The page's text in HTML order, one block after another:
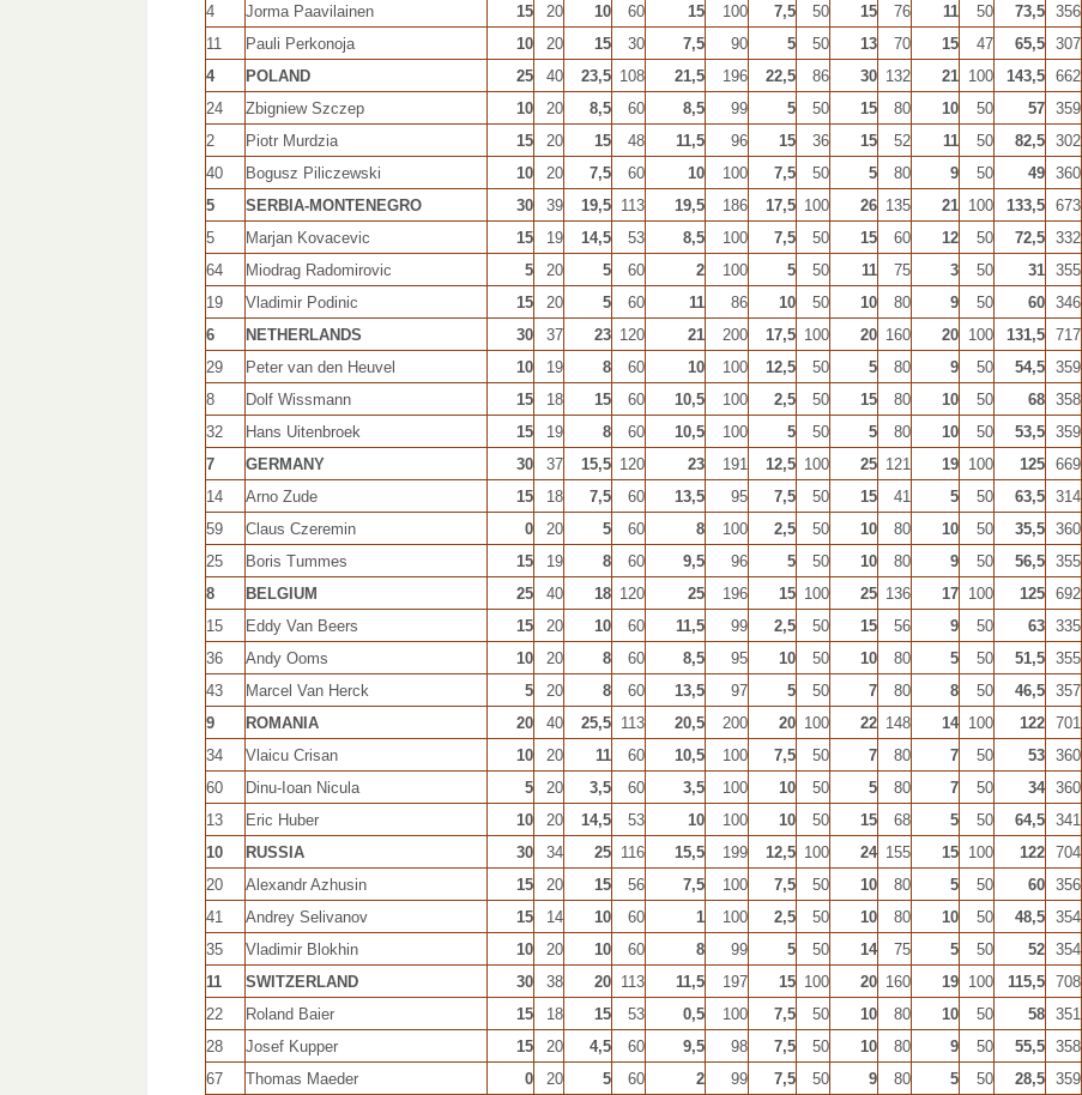
4
Jorma Paavilainen 15 20 10 60 15 100 7,5 50 15 76 11 50 73,5 356
11
Pauli Perkonoja 10 20 15 30 7,5 90 5 50 13 70 15 47 65,5 307
4
POLAND 25 40 23,5 108 21,5 196 22,5 86 30 132 21 100 143,5 662
24
Zbigniew Szczep 10 20 8,5 60 8,5 99 5 50 15 80 10 50 57 359
2
Piotr Murdzia 15 20 15 48 11,5 96 15 36 15 52 11 50 82,5 302
40
Bogusz Piliczewski 10 20 7,5 60 10 100 7,5 50 5 80 9 50 49 360
5
SERBIA-MONTENEGRO 30 39 19,5 113 19,5 186 17,5 100 26 135 21 100 133,5 673
5
Marjan Kovacevic 15 19 14,5 53 8,5 100 7,5 50 15 60 12 50 72,5 332
64
Miodrag Radomirovic 5 20 5 60 2 100 5 50 11 75 3 50 31 355
19
Vladimir Podinic 15 20 5 60 11 86 10 50 10 80 9 50 60 346
6
NETHERLANDS 30 37 23 120 21 200 17,5 100 20 160 20 100 131,5 717
29
Peter van den Heuvel 10 19 8 60 10 100 12,5 50 5 80 9 50 54,5 359
8
Dolf Wissmann 15 18 15 60 10,5 100 2,5 50 15 80 10 50 68 358
32
Hans Uitenbroek 15 19 8 60 10,5 100 5 50 5 80 10 50 53,5 359
7
GERMANY 30 37 15,5 120 23 191 12,5 100 25 121 19 100 125 669
14
Arno Zude 15 18 7,5 60 13,5 95 7,5 50 15 41 5 50 63,5 314
59
Claus Czeremin 0 20 5 60 8 100 2,5 50 10 80 10 50 35,5 360
25
Boris Tummes 15 19 8 60 9,5 96 5 50 10 80 9 50 56,5 355
8
BELGIUM 25 40 18 120 25 196 15 100 25 136 17 100 125 692
15
Eddy Van Beers 15 20 10 60 11,5 99 2,5 50 15 56 9 50 63 335
36
Andy Ooms 10 20 8 60 8,5 95 10 50 10 80 5 50 51,5 355
43
Marcel Van Herck 5 20 8 60 13,5 97 5 50 7 80 8 50 46,5 357
9
ROMANIA 20 40 25,5 113 20,5 200 20 100 22 148 14 100 122 701
34
Vlaicu Crisan 10 20 11 60 10,5 100 7,5 50 7 80 7 50 53 360
60
Dinu-Ioan Nicula 5 20 3,5 60 3,5 100 10 50 5 80 7 50 34 360
13
Eric Huber 10 20 14,5 53 10 100 10 50 15 68 5 50 64,5 341
10
RUSSIA 30 34 25 116 15,5 199 12,5 100 24 155 15 100 122 704
20
Alexandr Azhusin 15 20 15 56 7,5 100 7,5 50 10 80 5 50 60 356
41
Andrey Selivanov 15 14 10 60 1 100 2,5 50 10 80 10 50 48,5 354
35
Vladimir Blokhin 10 20 10 60 8 99 5 50 14 75 5 50 52 354
11
SWITZERLAND 30 38 20 113 11,5 197 15 100 20 160 19 100 115,5 708
22
Roland Baier 15 18 15 53 0,5 100 7,5 50 10 80 10 50 58 351
28
Josef Kupper 15 20 4,5 60 9,5 98 7,5 50 10 80 9 50 55,5 358
67
Thomas Maeder 0 20 5 60 2 99 7,5 50 9 80 5 50 28,5 359